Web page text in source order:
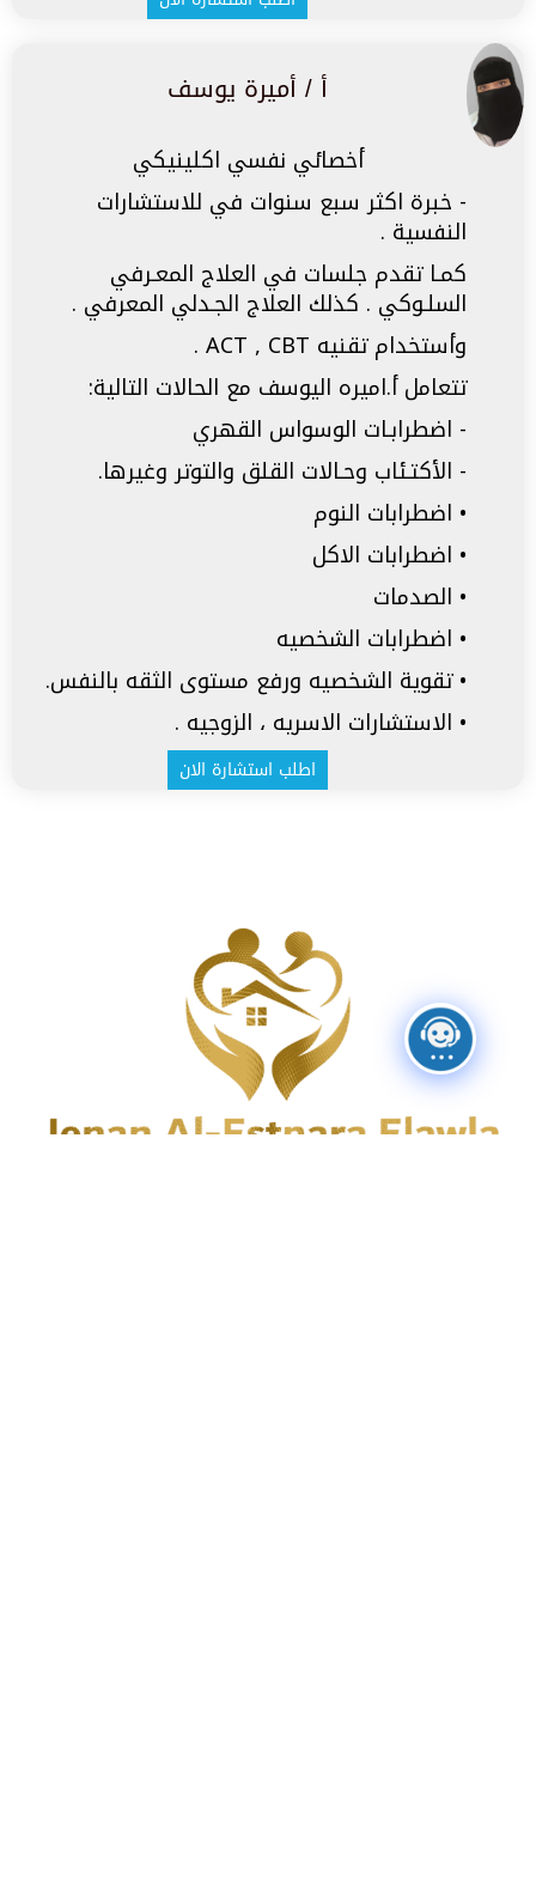
أ / أميرة يوسف
‏أخصائي نفسي اكلينيكي
‏- خبرة اكثر سبع سنوات في للاستشارات
النفسية .
كمـا تقدم جلسات في العلاج المعـرفي
السلـوكي . كذلك العلاج الجـدلي المعرفي .
وأستخدام تقنيه ACT , CBT .
‏تتعامل أ.اميره اليوسف مع الحالات التالية:
‏- اضطرابـات الوسواس القهري
‏- الأكتـئاب وحـالات القلق والتوتر وغيرها.
• اضطرابات النوم
• ⁠اضطرابات الاكل
• ⁠الصدمات
• ⁠اضطرابات الشخصيه
•تقوية الشخصيه ورفع مستوى الثقه بالنفس.
• الاستشارات الاسريه ، الزوجيه .
اطلب استشارة الان